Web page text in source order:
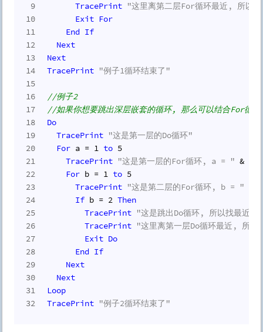
9
10
11
12
13
14
15
16
17
18
19
20
21
22
23
24
25
26
27
28
29
30
31
32
TracePrint "这里离第二层For循环最近, 所以
Exit For
End If
Next
Next
TracePrint "例子1循环结束了"
//例子2
//如果你想要跳出深层嵌套的循环, 那么可以结合For循环
Do
TracePrint "这是第一层的Do循环"
For a = 1 to 5
TracePrint "这是第一层的For循环, a = " & a
For b = 1 to 5
TracePrint "这是第二层的For循环, b = "
If b = 2 Then
TracePrint "这是跳出Do循环, 所以找最近的
TracePrint "这里离第一层Do循环最近, 所以
Exit Do
End If
Next
Next
Loop
TracePrint "例子2循环结束了"